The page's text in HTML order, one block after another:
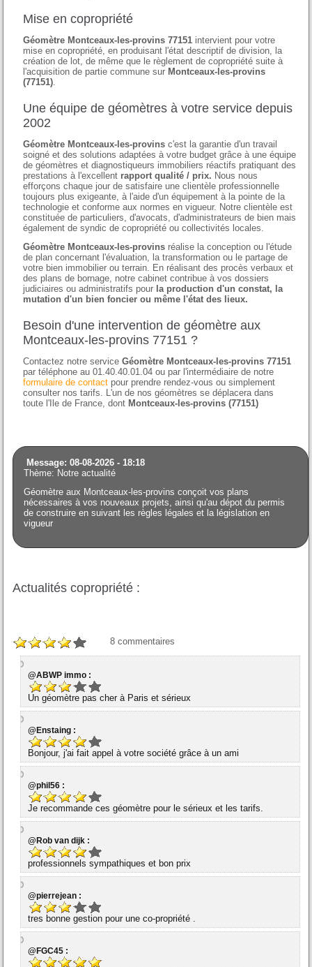
Mise en copropriété
Géomètre Montceaux-les-provins 77151 intervient pour votre
mise en copropriété, en produisant l'état descriptif de division, la
création de lot, de même que le règlement de copropriété suite à
l'acquisition de partie commune sur Montceaux-les-provins
(77151)
Une équipe de géomètres à votre service depuis
2002
Géomètre Montceaux-les-provins c'est la garantie d'un travail
soigné et des solutions adaptées à votre budget grâce à une équipe
de géomètres et diagnostiqueurs immobiliers réactifs pratiquant des
prestations à l'excellent rapport qualité / prix. Nous nous
efforçons chaque jour de satisfaire une clientèle professionnelle
toujours plus exigeante, à l'aide d'un équipement à la pointe de la
technologie et conforme aux normes en vigueur. Notre clientèle est
constituée de particuliers, d'avocats, d'administrateurs de bien mais
également de syndic de copropriété ou collectivités locales.
Géomètre Montceaux-les-provins réalise la conception ou l'étude
de plan concernant l'évaluation, la transformation ou le partage de
votre bien immobilier ou terrain. En réalisant des procès verbaux et
des plans de bornage, notre cabinet contribue à vos dossiers
judiciaires ou administratifs pour la production d'un constat, la
mutation d'un bien foncier ou même l'état des lieux.
Besoin d'une intervention de géomètre aux
Montceaux-les-provins 77151 ?
Contactez notre serviceGéomètre Montceaux-les-provins 77151
par téléphone au 01.40.40.01.04 ou par l'intermédiaire de notre
formulaire de contact pour prendre rendez-vous ou simplement
consulter nos tarifs. L'un de nos géomètres se déplacera dans
toute l'Ile de France, dont Montceaux-les-provins (77151)
Message: 08-08-2026 - 18:18
Thème: Notre actualité
Géomètre aux Montceaux-les-provins conçoit vos plans
nécessaires à vos nouveaux projets, ainsi qu'au dépot du permis
de construire en suivant les règles légales et la législation en
vigueur
Actualités copropriété :
8 commentaires
@ABWP immo :
Un géomètre pas cher à Paris et sérieux
@Enstaing :
Bonjour, j'ai fait appel à votre société grâce à un ami
@phil56 :
Je recommande ces géomètre pour le sérieux et les tarifs.
@Rob van dijk :
professionnels sympathiques et bon prix
@pierrejean :
tres bonne gestion pour une co-propriété .
@FGC45 :